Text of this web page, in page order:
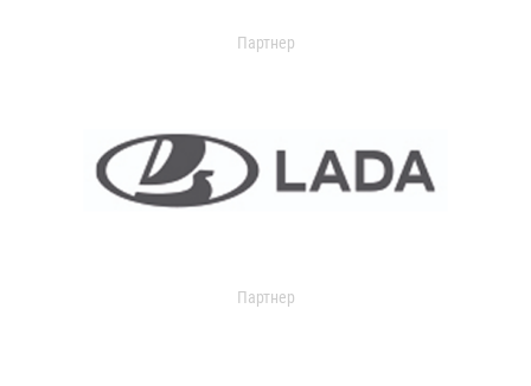
Партнер
Партнер